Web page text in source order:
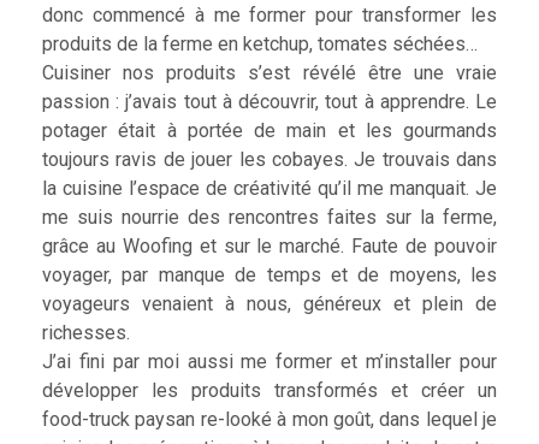
donc commencé à me former pour transformer les
produits de la ferme en ketchup, tomates séchées…
Cuisiner nos produits s’est révélé être une vraie
passion : j’avais tout à découvrir, tout à apprendre. Le
potager était à portée de main et les gourmands
toujours ravis de jouer les cobayes. Je trouvais dans
la cuisine l’espace de créativité qu’il me manquait. Je
me suis nourrie des rencontres faites sur la ferme,
grâce au Woofing et sur le marché. Faute de pouvoir
voyager, par manque de temps et de moyens, les
voyageurs venaient à nous, généreux et plein de
richesses.
J’ai fini par moi aussi me former et m’installer pour
développer les produits transformés et créer un
food-truck paysan re-looké à mon goût, dans lequel je